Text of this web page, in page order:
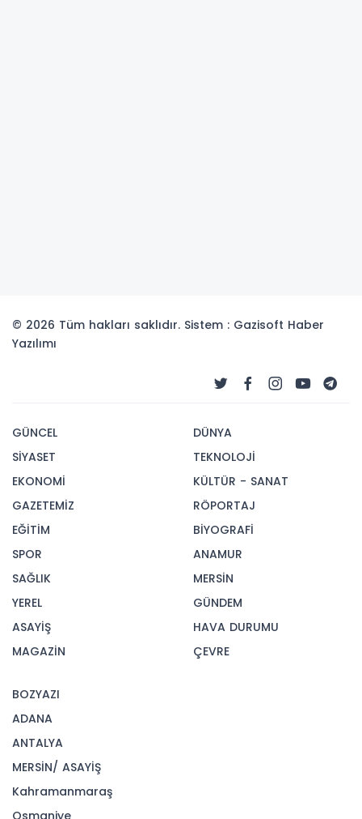
© 2026 Tüm hakları saklıdır. Sistem : Gazisoft Haber
Yazılımı
GÜNCEL
SİYASET
EKONOMİ
GAZETEMİZ
EĞİTİM
SPOR
SAĞLIK
YEREL
ASAYİŞ
MAGAZİN
DÜNYA
TEKNOLOJİ
KÜLTÜR - SANAT
RÖPORTAJ
BİYOGRAFİ
ANAMUR
MERSİN
GÜNDEM
HAVA DURUMU
ÇEVRE
BOZYAZI
ADANA
ANTALYA
MERSİN/ ASAYİŞ
Kahramanmaraş
Osmaniye